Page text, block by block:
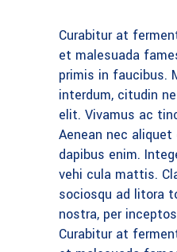
Curabitur at
et malesuada
primis in faucibus.
interdum, citudin
elit. Vivamus ac
Aenean nec aliquet
dapibus enim.
vehi cula mattis.
sociosqu ad litora
nostra, per
Curabitur at